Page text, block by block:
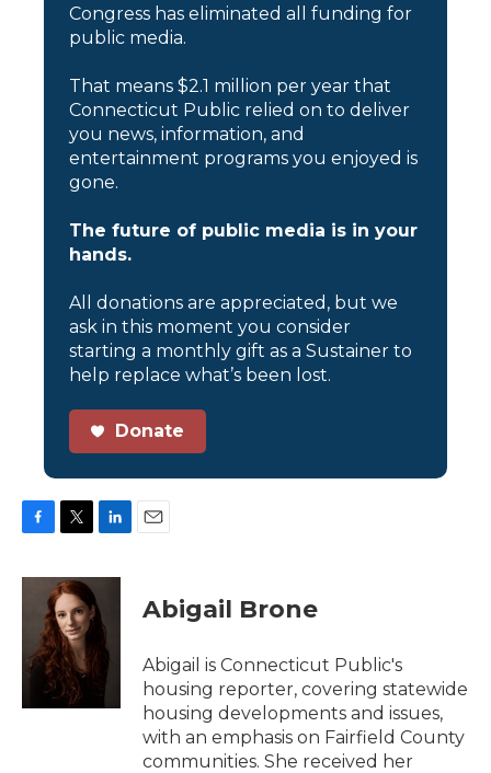
Congress has eliminated all funding for
public media.
That means $2.1 million per year that
Connecticut Public relied on to deliver
you news, information, and
entertainment programs you enjoyed is
gone.
The future of public media is in your
hands.
All donations are appreciated, but we
ask in this moment you consider
starting a monthly gift as a Sustainer to
help replace what’s been lost.
Donate
c
o
k
i
t
t
e
r
n
e
d
n
Abigail Brone
Abigail is Connecticut Public's
housing reporter, covering statewide
housing developments and issues,
with an emphasis on Fairfield County
communities. She received her